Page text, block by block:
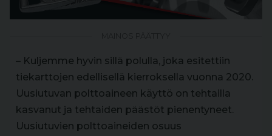
– Kuljemme hyvin sillä polulla, joka esitettiin
tiekarttojen edellisellä kierroksella vuonna 2020.
Uusiutuvan polttoaineen käyttö on tehtailla
kasvanut ja tehtaiden päästöt pienentyneet.
Uusiutuvien polttoaineiden osuus